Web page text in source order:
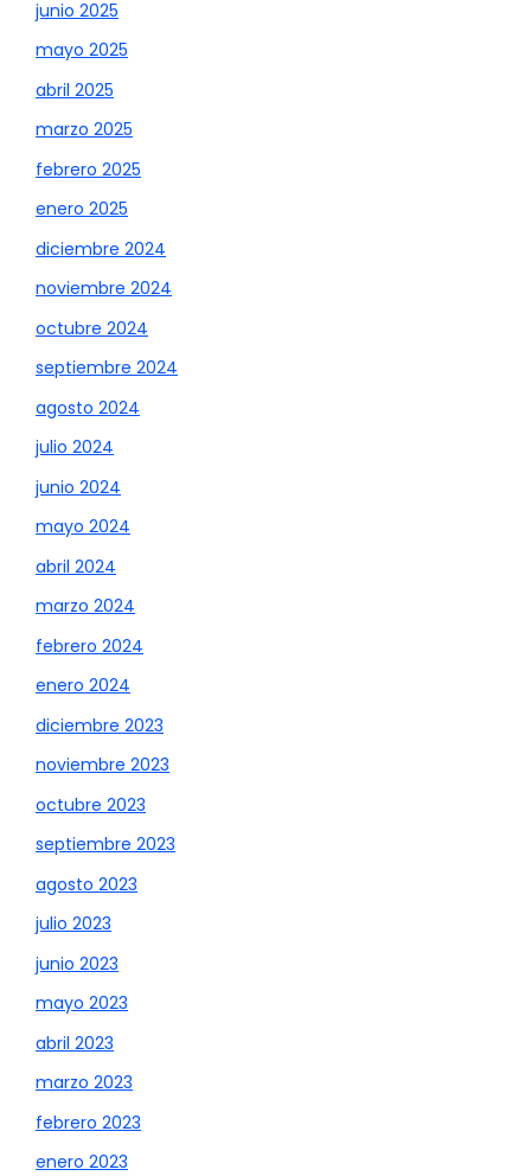
junio 2025
mayo 2025
abril 2025
marzo 2025
febrero 2025
enero 2025
diciembre 2024
noviembre 2024
octubre 2024
septiembre 2024
agosto 2024
julio 2024
junio 2024
mayo 2024
abril 2024
marzo 2024
febrero 2024
enero 2024
diciembre 2023
noviembre 2023
octubre 2023
septiembre 2023
agosto 2023
julio 2023
junio 2023
mayo 2023
abril 2023
marzo 2023
febrero 2023
enero 2023